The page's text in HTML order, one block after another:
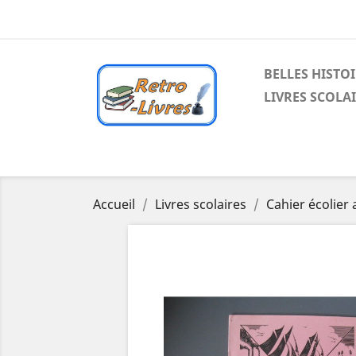
BELLES
LIVRES
Accueil Livres scolaires Cahier écolier